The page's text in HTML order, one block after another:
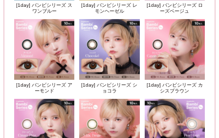
[1day] バンビシリーズ ス
ワンブルー
[1day] バンビシリーズ レ
モンヘーゼル
[1day] バンビシリーズ ロ
ーズベージュ
[1day] バンビシリーズ ア
ーモンド
[1day] バンビシリーズ シ
ョコラ
[1day] バンビシリーズ カ
シスブラウン